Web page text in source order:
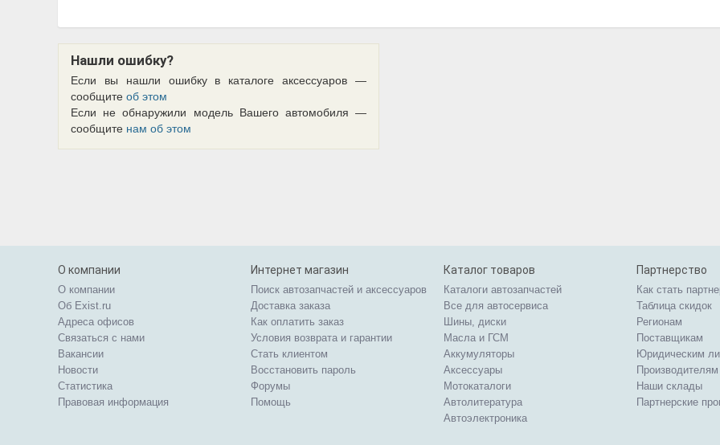
Нашли ошибку?
Если вы нашли ошибку в каталоге аксессуаров —
сообщите об этом
Если не обнаружили модель Вашего автомобиля —
сообщите нам об этом
О компании
О компании
Об Exist.ru
Адреса офисов
Связаться с нами
Вакансии
Новости
Статистика
Правовая информация
Интернет магазин
Поиск автозапчастей и аксессуаров
Доставка заказа
Как оплатить заказ
Условия возврата и гарантии
Стать клиентом
Восстановить пароль
Форумы
Помощь
Каталог товаров
Каталоги автозапчастей
Все для автосервиса
Шины, диски
Масла и ГСМ
Аккумуляторы
Аксессуары
Мотокаталоги
Автолитература
Автоэлектроника
Партнерство
Как стать
Таблица скидок
Регионам
Поставщикам
Юридическим
Производителям
Наши склады
Партнерские